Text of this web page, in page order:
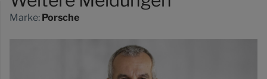
Marke: Porsche